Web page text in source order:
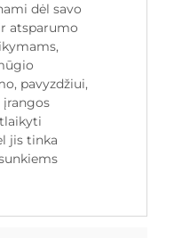
dėl savo
atsparumo
pavyzdžiui,
jis tinka